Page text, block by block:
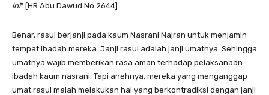
ini” [HR Abu Dawud No 2644].
Benar, rasul berjanji pada kaum Nasrani Najran untuk menjamin
tempat ibadah mereka. Janji rasul adalah janji umatnya. Sehingga
umatnya wajib memberikan rasa aman terhadap pelaksanaan
ibadah kaum nasrani. Tapi anehnya, mereka yang menganggap
umat rasul malah melakukan hal yang berkontradiksi dengan janji